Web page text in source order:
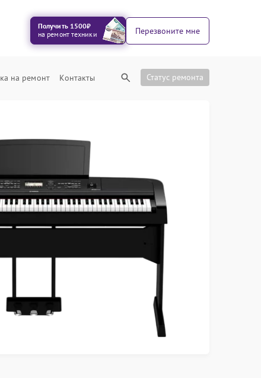
Получить 1500₽
на ремонт техники
Перезвоните мне
на ремонт Контакты Статус ремонта